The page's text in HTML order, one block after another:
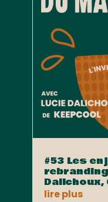
#53 Les
Dalichoux,
lire plus